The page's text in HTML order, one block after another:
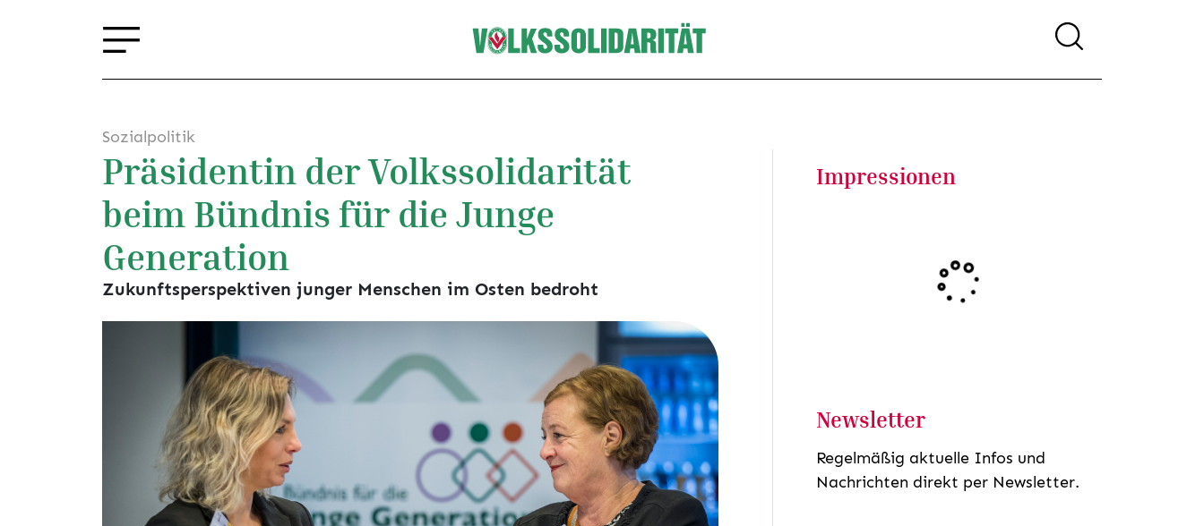
Sozialpolitik
Präsidentin der Volkssolidarität
beim Bündnis für die Junge
Generation
Zukunftsperspektiven junger Menschen im Osten bedroht
Impressionen
Newsletter
Regelmäßig aktuelle Infos und
Nachrichten direkt per Newsletter.